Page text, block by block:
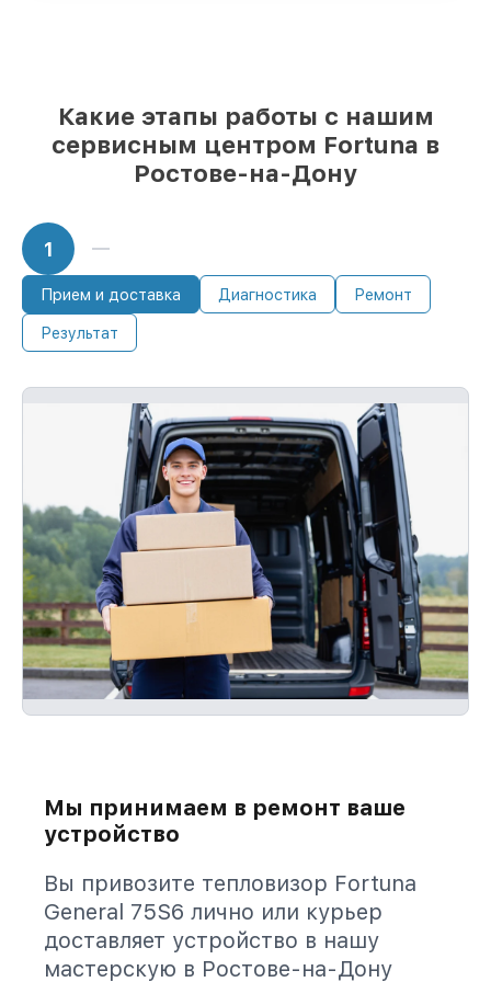
Какие этапы работы с нашим
сервисным центром Fortuna в
Ростове-на-Дону
1
Прием и доставка Диагностика Ремонт
Результат
Мы принимаем в ремонт ваше
устройство
Вы привозите тепловизор Fortuna
General 75S6 лично или курьер
доставляет устройство в нашу
мастерскую в Ростове-на-Дону